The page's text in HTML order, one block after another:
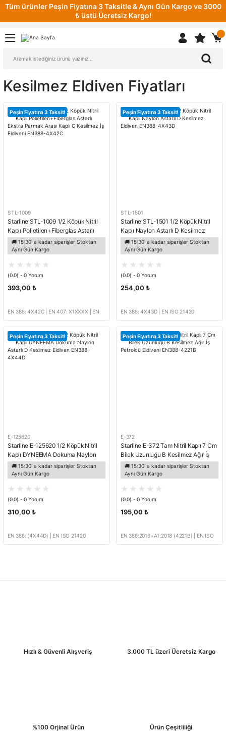
Tüm ürünler Peşin Fiyatına 3 Taksitle & Aynı Gün Kargo ve 3000
₺ üstü Ücretsiz Kargo!
Kesilmez Eldiven Fiyatları
Peşin Fiyatına 3 Taksit!
STL-1009
Starline STL-1009 1/2 Köpük Nitril
Kaplı Polietilen+Fiberglas Astarlı
Ekstra Parmak Arası Kaplı C
Kesilmez İş Eldiveni EN388-4X42C
🚚 15:30' a kadar siparişler Stoktan
Aynı Gün Kargo
(0.0) - 0 Yorum
393,00 ₺
EN 388: 4X42C | EN 407: X1XXXX | EN
ISO 21420
Peşin Fiyatına 3 Taksit!
STL-1501
Starline STL-1501 1/2 Köpük Nitril
Kaplı Naylon Astarlı D Kesilmez
Eldiven EN388-4X43D
🚚 15:30' a kadar siparişler Stoktan
Aynı Gün Kargo
(0.0) - 0 Yorum
254,00 ₺
EN 388: 4X43D | EN ISO 21420
Peşin Fiyatına 3 Taksit!
E-125620
Starline E-125620 1/2 Köpük Nitril
Kaplı DYNEEMA Dokuma Naylon
Astarlı D Kesilmez Eldiven EN388-
4X44D
🚚 15:30' a kadar siparişler Stoktan
Aynı Gün Kargo
(0.0) - 0 Yorum
310,00 ₺
EN 388: (4X44D) | EN ISO 21420
Peşin Fiyatına 3 Taksit!
E-372
Starline E-372 Tam Nitril Kaplı 7 Cm
Bilek Uzunluğu B Kesilmez Ağır İş
Petrolcü Eldiveni EN388-4221B
🚚 15:30' a kadar siparişler Stoktan
Aynı Gün Kargo
(0.0) - 0 Yorum
195,00 ₺
EN 388:2016+A1:2018 (4221B) | EN ISO
21420: 2020
Hızlı & Güvenli Alışveriş 3.000 TL üzeri Ücretsiz Kargo
%100 Orjinal Ürün Ürün Çeşitliliği